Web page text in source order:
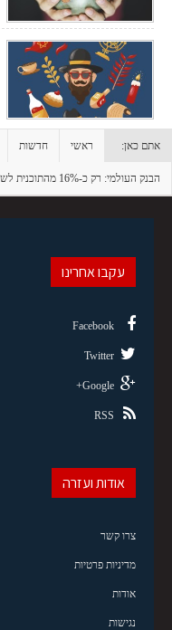
אתם כאן: ראשי חדשות
הבנק העולמי: רק כ-16% מהתוכנית לשיקום עזה אחרי צוק איתן בוצעו עד היום
עקבו אחרינו
Facebook
Twitter
Google+
RSS
אודות ועזרה
צרו קשר
מדיניות פרטיות
אודות
נגישות